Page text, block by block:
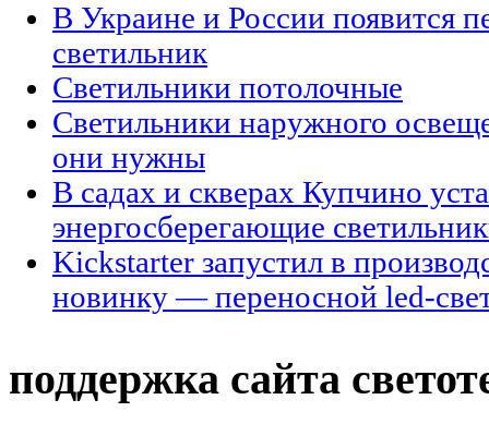
В Украине и России появится
светильник
Светильники потолочные
Светильники наружного
они нужны
В садах и скверах Купчино
энергосберегающие
Kickstarter запустил в
новинку — переносной led-
поддержка сайта